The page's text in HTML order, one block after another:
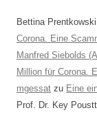
Bettina Prentkowski
Corona. Eine
Manfred Siebolds
Million für Corona.
mgessat zu Eine
Prof. Dr. Key